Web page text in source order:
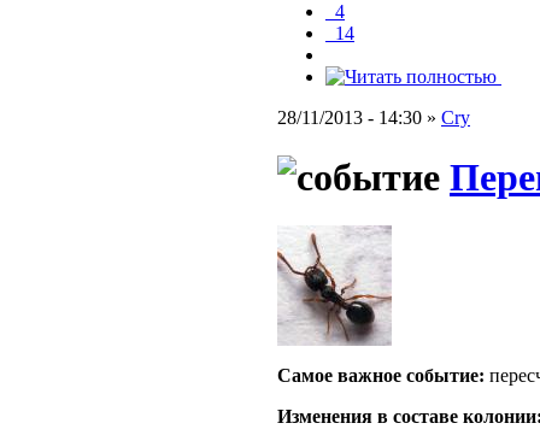
_4
_14
28/11/2013 - 14:30 » Cry
Самое важное событие:
Изменения в составе